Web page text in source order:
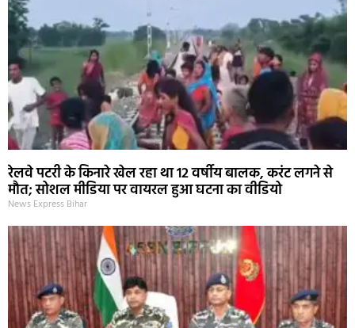
रेलवे पटरी के किनारे खेल रहा था 12 वर्षीय बालक, करंट लगने से
मौत; सोशल मीडिया पर वायरल हुआ घटना का वीडियो
News Express Bihar